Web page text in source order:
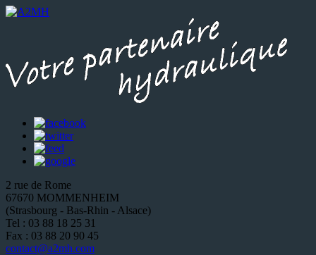
2 rue de Rome
67670 MOMMENHEIM
(Strasbourg - Bas-Rhin - Alsace)
Tel : 03 88 18 25 31
Fax : 03 88 20 90 45
contact@a2mh.com